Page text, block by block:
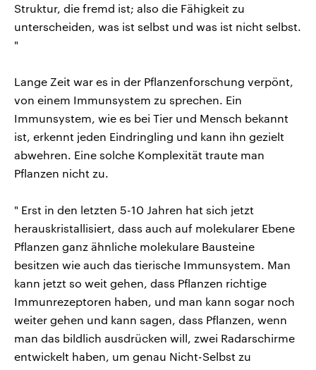
Struktur, die fremd ist; also die Fähigkeit zu
unterscheiden, was ist selbst und was ist nicht selbst.
"
Lange Zeit war es in der Pflanzenforschung verpönt,
von einem Immunsystem zu sprechen. Ein
Immunsystem, wie es bei Tier und Mensch bekannt
ist, erkennt jeden Eindringling und kann ihn gezielt
abwehren. Eine solche Komplexität traute man
Pflanzen nicht zu.
" Erst in den letzten 5-10 Jahren hat sich jetzt
herauskristallisiert, dass auch auf molekularer Ebene
Pflanzen ganz ähnliche molekulare Bausteine
besitzen wie auch das tierische Immunsystem. Man
kann jetzt so weit gehen, dass Pflanzen richtige
Immunrezeptoren haben, und man kann sogar noch
weiter gehen und kann sagen, dass Pflanzen, wenn
man das bildlich ausdrücken will, zwei Radarschirme
entwickelt haben, um genau Nicht-Selbst zu